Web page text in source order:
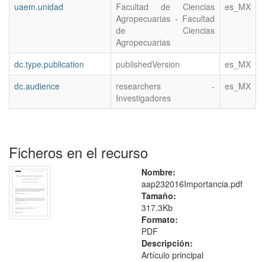
uaem.unidad
Facultad de Ciencias
Agropecuarias - Facultad
de Ciencias
Agropecuarias
es_MX
dc.type.publication publishedVersion
es_MX
dc.audience
researchers -
Investigadores
es_MX
Ficheros en el recurso
Nombre:
aap232016Importancia.pdf
Tamaño:
317.3Kb
Formato:
PDF
Descripción:
Artículo principal